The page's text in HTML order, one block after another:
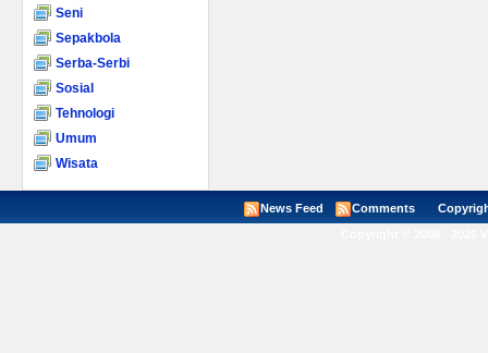
Seni
Sepakbola
Serba-Serbi
Sosial
Tehnologi
Umum
Wisata
News Feed Comments Copyright